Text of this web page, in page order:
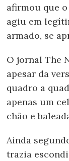
afirmou que
agiu em
armado, se
O jornal The
apesar da
quadro a
apenas um
chão e
Ainda
trazia